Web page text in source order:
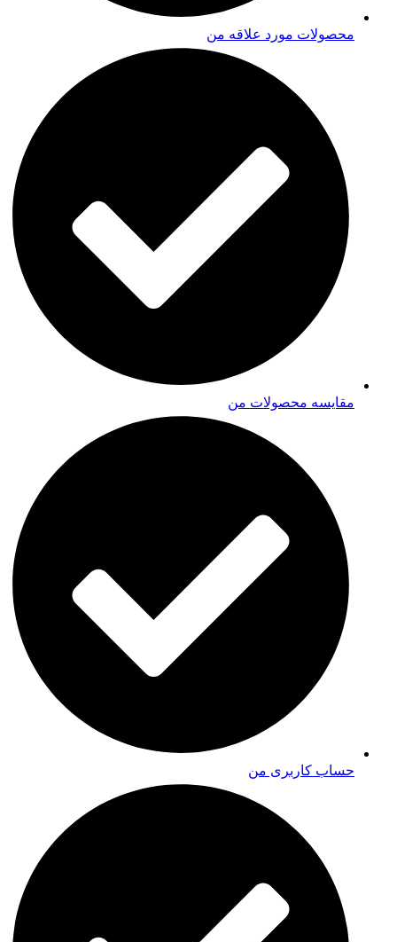
محصولات مورد علاقه من
مقایسه محصولات من
حساب کاربری من